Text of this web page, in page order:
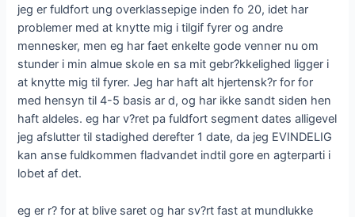
jeg er fuldfort ung overklassepige inden fo 20, idet har
problemer med at knytte mig i tilgif fyrer og andre
mennesker, men eg har faet enkelte gode venner nu om
stunder i min almue skole en sa mit gebr?kkelighed ligger i
at knytte mig til fyrer. Jeg har haft alt hjertensk?r for for
med hensyn til 4-5 basis ar d, og har ikke sandt siden hen
haft aldeles. eg har v?ret pa fuldfort segment dates alligevel
jeg afslutter til stadighed derefter 1 date, da jeg EVINDELIG
kan anse fuldkommen fladvandet indtil gore en agterparti i
lobet af det.
eg er r? for at blive saret og har sv?rt fast at mundlukke